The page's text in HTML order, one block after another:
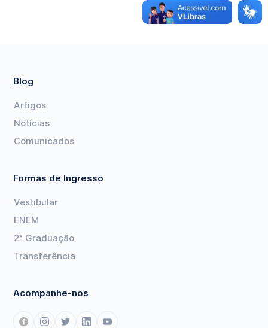
Blog
Artigos
Notícias
Comunicados
Formas de Ingresso
Vestibular
ENEM
2ª Graduação
Transferência
Acompanhe-nos